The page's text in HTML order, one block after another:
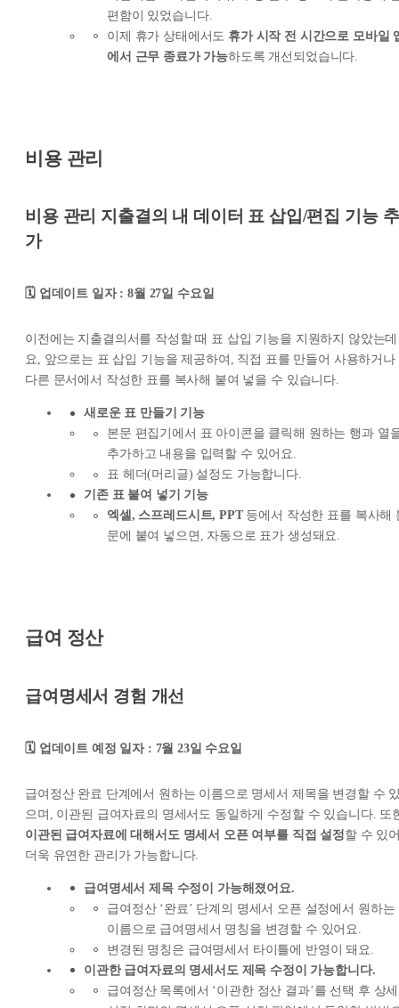
편함이 있었습니다.
이제 휴가 상태에서도 휴가 시작 전 시간으로 모바일
에서 근무 종료가 가능하도록 개선되었습니다.
비용 관리
비용 관리 지출결의 내 데이터 표 삽입/편집 기능 추
가
🗓️ 업데이트 일자 : 8월 27일 수요일
이전에는 지출결의서를 작성할 때 표 삽입 기능을 지원하지 않았는데
요, 앞으로는 표 삽입 기능을 제공하여, 직접 표를 만들어 사용하거나
다른 문서에서 작성한 표를 복사해 붙여 넣을 수 있습니다.
새로운 표 만들기 기능
본문 편집기에서 표 아이콘을 클릭해 원하는 행과 열
추가하고 내용을 입력할 수 있어요.
표 헤더(머리글) 설정도 가능합니다.
기존 표 붙여 넣기 기능
엑셀, 스프레드시트, PPT등에서 작성한 표를 복사해
문에 붙여 넣으면, 자동으로 표가 생성돼요.
급여 정산
급여명세서 경험 개선
🗓️ 업데이트 예정 일자 : 7월 23일 수요일
급여정산 완료 단계에서 원하는 이름으로 명세서 제목을 변경할 수
으며, 이관된 급여자료의 명세서도 동일하게 수정할 수 있습니다. 또
이관된 급여자료에 대해서도 명세서 오픈 여부를 직접 설정할 수 있
더욱 유연한 관리가 가능합니다.
급여명세서 제목 수정이 가능해졌어요.
급여정산 ‘완료’ 단계의 명세서 오픈 설정에서 원하는
이름으로 급여명세서 명칭을 변경할 수 있어요.
변경된 명칭은 급여명세서 타이틀에 반영이 돼요.
이관한 급여자료의 명세서도 제목 수정이 가능합니다.
급여정산 목록에서 ‘이관한 정산 결과’를 선택 후 상세